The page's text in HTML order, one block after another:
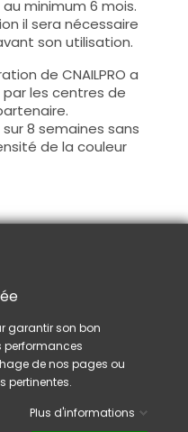
minimum 6 mois.
il sera nécessaire
son utilisation.
de CNAILPRO a
les centres de
8 semaines sans
de la couleur
approuvée par les
!
attention
produits, nous
vigueur et
de nos produits.
d'utilisation
garantir son bon
performances
de nos pages ou
pertinentes.
Plus d'informations